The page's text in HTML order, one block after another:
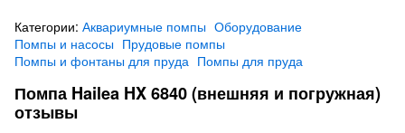
Категории: Аквариумные помпы Оборудование
Помпы и насосы Прудовые помпы
Помпы и фонтаны для пруда Помпы для пруда
Помпа Hailea HX 6840 (внешняя и погружная)
отзывы